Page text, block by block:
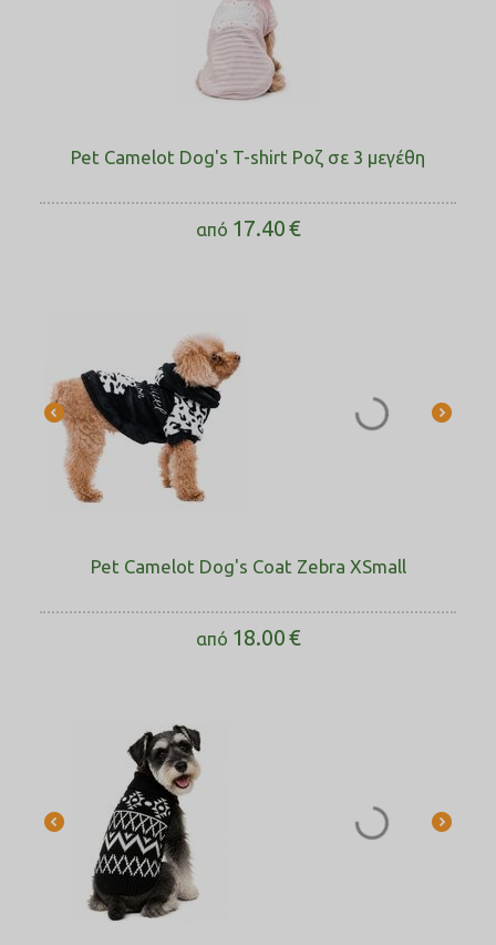
Pet Camelot Dog's T-shirt Ροζ σε 3 μεγέθη
από 17.40€
Pet Camelot Dog's Coat Zebra XSmall
από 18.00€